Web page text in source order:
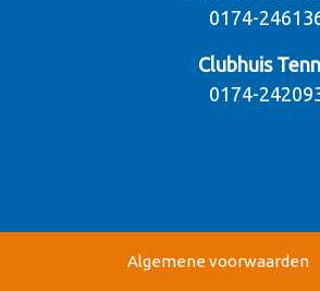
0174-
Clubhuis
0174-
Algemene voorwaarden